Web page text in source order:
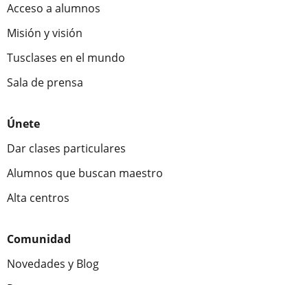
Acceso a alumnos
Misión y visión
Tusclases en el mundo
Sala de prensa
Únete
Dar clases particulares
Alumnos que buscan maestro
Alta centros
Comunidad
Novedades y Blog